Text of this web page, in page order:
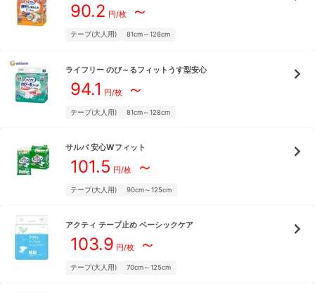
90.2 円/枚～
テープ(大人用) 81cm～128cm
ライフリー のび～るフィットうす型安心
94.1 円/枚～
テープ(大人用) 81cm～128cm
サルバ 安心Wフィット
101.5 円/枚～
テープ(大人用) 90cm～125cm
アクティ テープ止め ベーシックケア
103.9 円/枚～
テープ(大人用) 70cm～125cm